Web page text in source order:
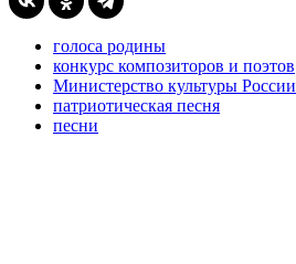
голоса родины
конкурс композиторов и поэтов
Министерство культуры России
патриотическая песня
песни